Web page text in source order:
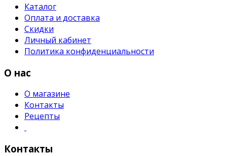
Каталог
Оплата и доставка
Скидки
Личный кабинет
Политика конфиденциальности
О нас
О магазине
Контакты
Рецепты
Контакты